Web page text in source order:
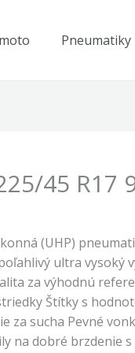
Pneumatiky
45 R17
(UHP)
ultra vysoký
za výhodnú
Štítky s
za sucha Pevné
na dobré brzdenie s